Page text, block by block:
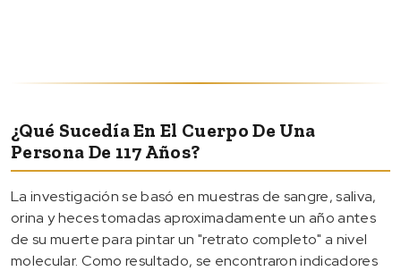
¿Qué Sucedía En El Cuerpo De Una
Persona De 117 Años?
La investigación se basó en muestras de sangre, saliva,
orina y heces tomadas aproximadamente un año antes
de su muerte para pintar un "retrato completo" a nivel
molecular. Como resultado, se encontraron indicadores